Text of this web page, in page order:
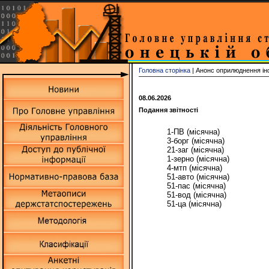
Головна сторінка | Анонс оприлюднення
08.06.2026
Подання звітності
1-ПВ (місячна)
3-борг (місячна)
21-заг (місячна)
1-зерно (місячна)
4-мтп (місячна)
51-авто (місячна)
51-пас (місячна)
51-вод (місячна)
51-ца (місячна)